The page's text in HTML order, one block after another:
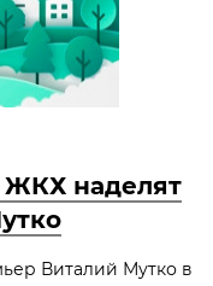
наделят
Виталий Мутко в